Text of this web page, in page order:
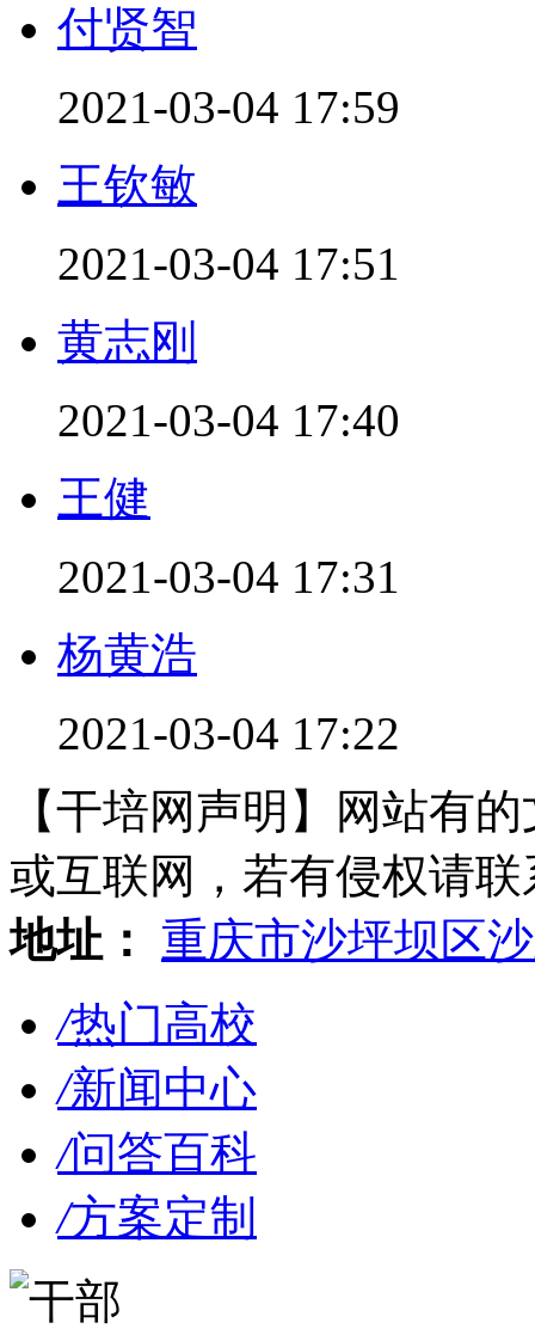
付贤智
2021-03-04 17:59
王钦敏
2021-03-04 17:51
黄志刚
2021-03-04 17:40
王健
2021-03-04 17:31
杨黄浩
2021-03-04 17:22
【干培网声明】网站有
或互联网，若有侵权请联
地址：
重庆市沙坪坝区
/热门高校
/新闻中心
/问答百科
/方案定制